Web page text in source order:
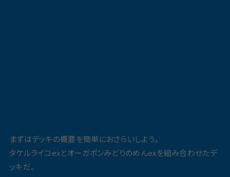
まずはデッキの概要を簡単におさらいしよう。
タケルライコexとオーガポンみどりのめんexを組み合わせたデ
ッキだ。